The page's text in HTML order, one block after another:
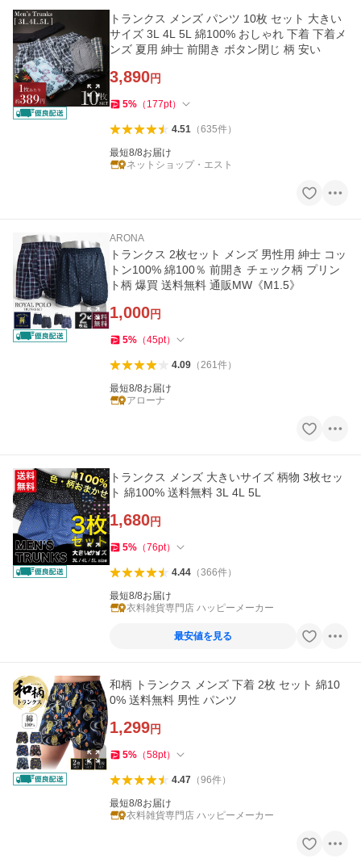
トランクス メンズ パンツ 10枚 セット 大きい
サイズ 3L 4L 5L 綿100% おしゃれ 下着 下着メ
ンズ 夏用 紳士 前開き ボタン閉じ 柄 安い
3,890円
5% （ 177pt）
4.51（635件）
最短8/8お届け
ネットショップ・エスト
ARONA
トランクス 2枚セット メンズ 男性用 紳士 コッ
トン100% 綿100％ 前開き チェック柄 プリン
ト柄 爆買 送料無料 通販MW《M1.5》
1,000円
5% （45pt）
4.09（261件）
最短8/8お届け
アローナ
トランクス メンズ 大きいサイズ 柄物 3枚セッ
ト 綿100% 送料無料 3L 4L 5L
1,680円
5% （76pt）
4.44（366件）
最短8/8お届け
衣料雑貨専門店 ハッピーメーカー
最安値を見る
和柄 トランクス メンズ 下着 2枚 セット 綿10
0% 送料無料 男性 パンツ
1,299円
5% （58pt）
4.47（96件）
最短8/8お届け
衣料雑貨専門店 ハッピーメーカー